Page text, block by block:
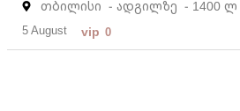
თბილისი - ადგილზე - 1400 ლ
5 August vip 0